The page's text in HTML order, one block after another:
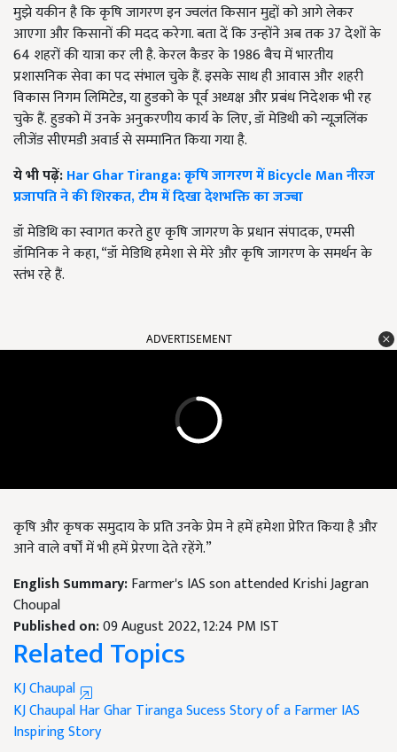
मुझे यकीन है कि कृषि जागरण इन ज्वलंत किसान मुद्दों को आगे लेकर
आएगा और किसानों की मदद करेगा. बता दें कि उन्होंने अब तक 37 देशों के
64 शहरों की यात्रा कर ली है. केरल कैडर के 1986 बैच में भारतीय
प्रशासनिक सेवा का पद संभाल चुके हैं. इसके साथ ही आवास और शहरी
विकास निगम लिमिटेड, या हुडको के पूर्व अध्यक्ष और प्रबंध निदेशक भी रह
चुके हैं. हुडको में उनके अनुकरणीय कार्य के लिए, डॉ मेडिथी को न्यूज़लिंक
लीजेंड सीएमडी अवार्ड से सम्मानित किया गया है.
ये भी पढ़ें:Har Ghar Tiranga: कृषि जागरण में Bicycle Man नीरज
प्रजापति ने की शिरकत, टीम में दिखा देशभक्ति का जज्बा
डॉ मेडिथि का स्वागत करते हुए कृषि जागरण के प्रधान संपादक, एमसी
डॉमिनिक ने कहा, “डॉ मेडिथि हमेशा से मेरे और कृषि जागरण के समर्थन के
स्तंभ रहे हैं.
ADVERTISEMENT
कृषि और कृषक समुदाय के प्रति उनके प्रेम ने हमें हमेशा प्रेरित किया है और
आने वाले वर्षों में भी हमें प्रेरणा देते रहेंगे.”
English Summary:Farmer's IAS son attended Krishi Jagran
Choupal
Published on:09 August 2022, 12:24 PM IST
Related Topics
KJ Chaupal
KJ ChaupalHar Ghar TirangaSucess Story of a FarmerIAS
Inspiring Story